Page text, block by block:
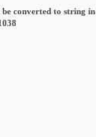
converted to string in